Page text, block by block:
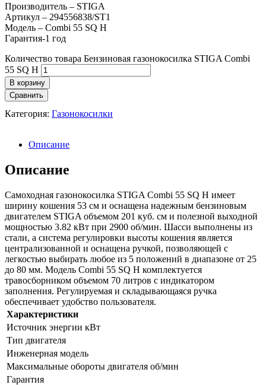
Производитель – STIGA
Артикул – 294556838/ST1
Модель – Combi 55 SQ H
Гарантия-1 год
Количество товара Бензиновая газонокосилка STIGA Combi
55 SQ H
В корзину
Сравнить
Категория: Газонокосилки
Описание
Описание
Самоходная газонокосилка STIGA Combi 55 SQ H имеет
ширину кошения 53 см и оснащена надежным бензиновым
двигателем STIGA объемом 201 куб. см и полезной выходной
мощностью 3.82 кВт при 2900 об/мин. Шасси выполнены из
стали, а система регулировки высоты кошения является
централизованной и оснащена ручкой, позволяющей с
легкостью выбирать любое из 5 положений в диапазоне от 25
до 80 мм. Модель Combi 55 SQ H комплектуется
травосборником объемом 70 литров с индикатором
заполнения. Регулируемая и складывающаяся ручка
обеспечивает удобство пользователя.
Характеристики
Источник энергии кВт
Тип двигателя
Инженерная модель
Максимальные обороты двигателя об/мин
Гарантия